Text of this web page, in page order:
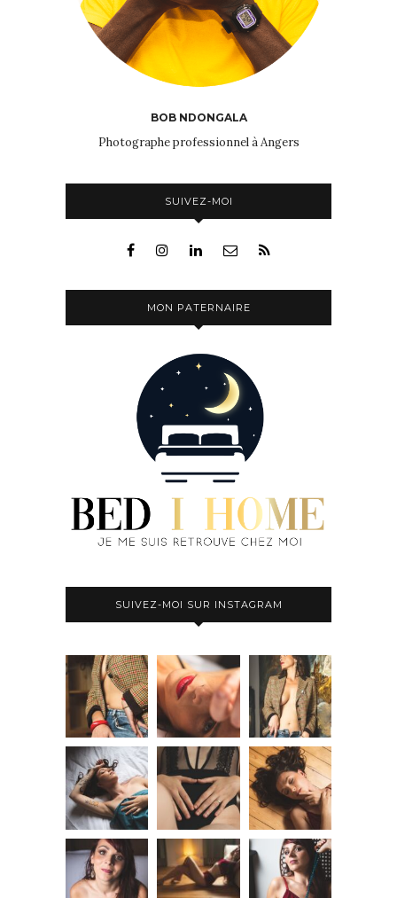
BOB NDONGALA
Photographe professionnel à Angers
SUIVEZ-MOI
MON PATERNAIRE
SUIVEZ-MOI SUR INSTAGRAM